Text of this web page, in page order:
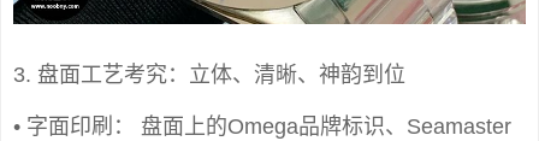
3. 盘面工艺考究：立体、清晰、神韵到位
• 字面印刷： 盘面上的Omega品牌标识、Seamaster